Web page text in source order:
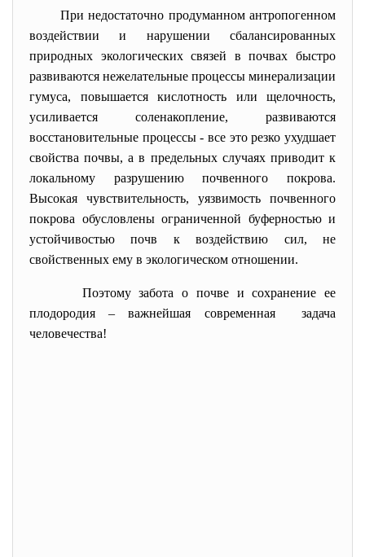
При недостаточно продуманном антропогенном
воздействии и нарушении сбалансированных
природных экологических связей в почвах быстро
развиваются нежелательные процессы минерализации
гумуса, повышается кислотность или щелочность,
усиливается соленакопление, развиваются
восстановительные процессы - все это резко ухудшает
свойства почвы, а в предельных случаях приводит к
локальному разрушению почвенного покрова.
Высокая чувствительность, уязвимость почвенного
покрова обусловлены ограниченной буферностью и
устойчивостью почв к воздействию сил, не
свойственных ему в экологическом отношении.
Поэтому забота о почве и сохранение ее
плодородия – важнейшая современная задача
человечества!